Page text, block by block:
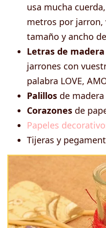
usa mucha
metros por jarron,
tamaño y ancho
Letras de madera
jarrones con
palabra LOVE,
Palillos de
Corazones de
Papeles
Tijeras y